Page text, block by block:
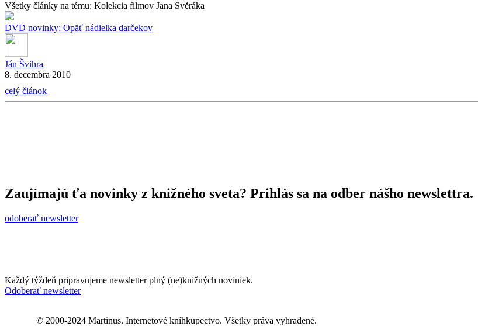
Všetky články na tému: Kolekcia filmov Jana Svěráka
DVD novinky: Opäť nádielka darčekov
Ján Švihra
8. decembra 2010
celý článok
Zaujímajú ťa novinky z knižného sveta? Prihlás sa na odber nášho newslettra.
odoberať newsletter
Každý týždeň pripravujeme newsletter plný (ne)knižných noviniek.
Odoberať newsletter
© 2000-2024 Martinus. Internetové kníhkupectvo. Všetky práva vyhradené.